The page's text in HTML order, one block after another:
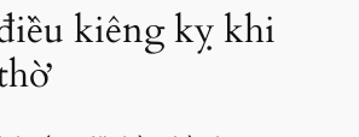
kiêng kỵ khi